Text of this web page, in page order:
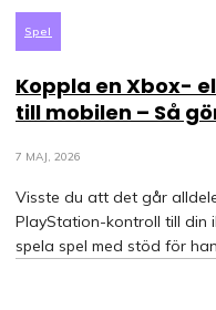
Spel
Koppla en Xbox-
till mobilen – Så
7 MAJ, 2026
Visste du att det går
PlayStation-kontroll till din
spela spel med stöd för